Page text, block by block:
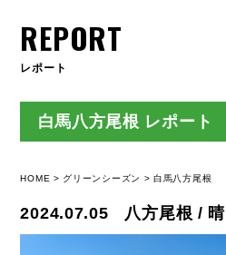
REPORT
レポート
白馬八方尾根 レポート
HOME グリーンシーズン 白馬八方尾根
2024.07.05 八方尾根 / 晴